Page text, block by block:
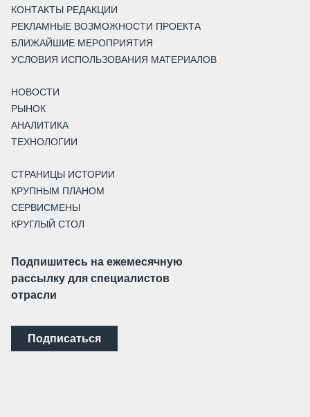
КОНТАКТЫ РЕДАКЦИИ
РЕКЛАМНЫЕ ВОЗМОЖНОСТИ ПРОЕКТА
БЛИЖАЙШИЕ МЕРОПРИЯТИЯ
УСЛОВИЯ ИСПОЛЬЗОВАНИЯ МАТЕРИАЛОВ
НОВОСТИ
РЫНОК
АНАЛИТИКА
ТЕХНОЛОГИИ
СТРАНИЦЫ ИСТОРИИ
КРУПНЫМ ПЛАНОМ
СЕРВИСМЕНЫ
КРУГЛЫЙ СТОЛ
Подпишитесь на ежемесячную
рассылку для специалистов
отрасли
Подписаться